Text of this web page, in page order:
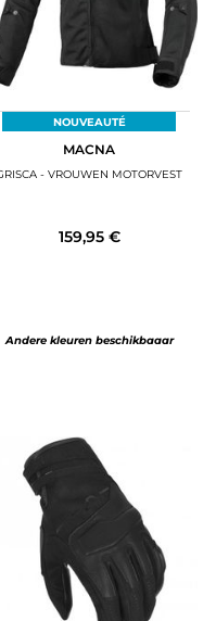
NOUVEAUTÉ
MACNA
- VROUWEN MOTORVEST
159,95 €
Andere kleuren beschikbaaar